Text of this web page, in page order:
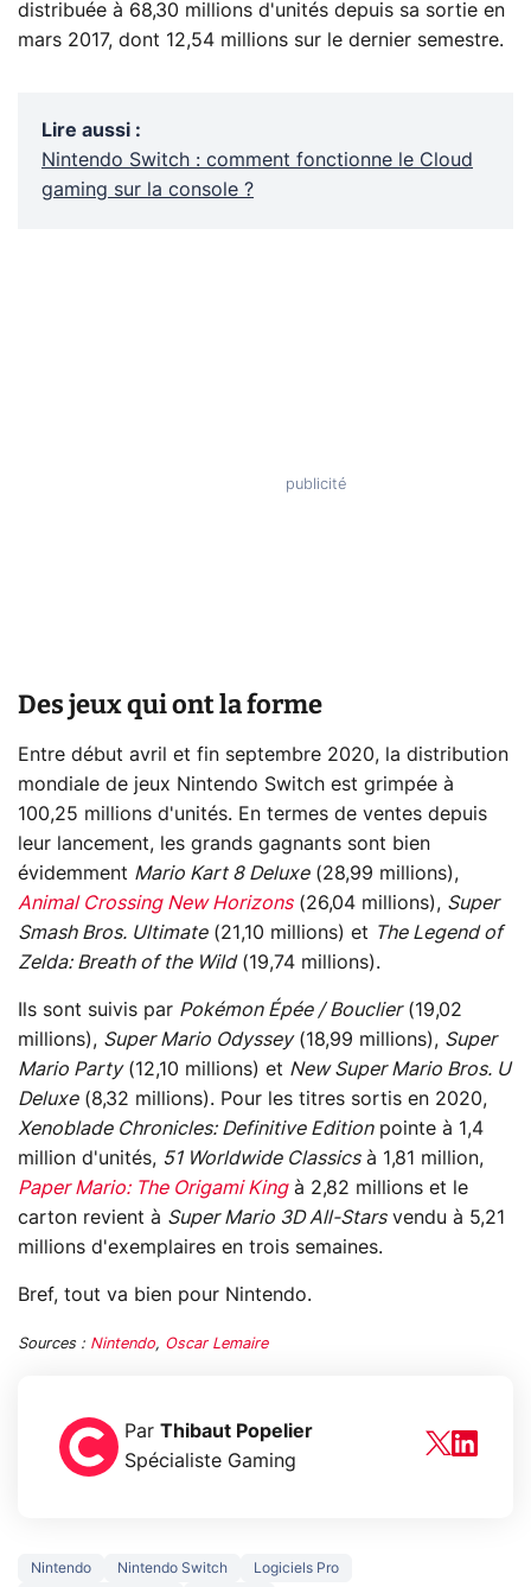
distribuée à 68,30 millions d'unités depuis sa sortie en
mars 2017, dont 12,54 millions sur le dernier semestre.
Lire aussi :
Nintendo Switch : comment fonctionne le Cloud
gaming sur la console ?
Des jeux qui ont la forme
Entre début avril et fin septembre 2020, la distribution
mondiale de jeux Nintendo Switch est grimpée à
100,25 millions d'unités. En termes de ventes depuis
leur lancement, les grands gagnants sont bien
évidemment Mario Kart 8 Deluxe(28,99 millions),
Animal Crossing New Horizons(26,04 millions), Super
Smash Bros. Ultimate(21,10 millions) et The Legend of
Zelda: Breath of the Wild(19,74 millions).
Ils sont suivis par Pokémon Épée / Bouclier(19,02
millions), Super Mario Odyssey(18,99 millions), Super
Mario Party(12,10 millions) et New Super Mario Bros. U
Deluxe(8,32 millions). Pour les titres sortis en 2020,
Xenoblade Chronicles: Definitive Editionpointe à 1,4
million d'unités, 51 Worldwide Classicsà 1,81 million,
Paper Mario: The Origami Kingà 2,82 millions et le
carton revient à Super Mario 3D All-Starsvendu à 5,21
millions d'exemplaires en trois semaines.
Bref, tout va bien pour Nintendo.
Sources : Nintendo, Oscar Lemaire
Par Thibaut Popelier
Spécialiste Gaming
Nintendo Nintendo Switch
Logiciels Pro